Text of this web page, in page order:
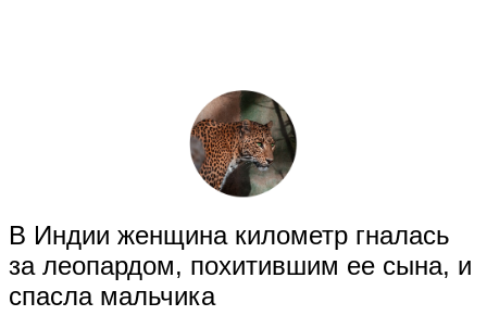
В Индии женщина километр гналась
за леопардом, похитившим ее сына, и
спасла мальчика